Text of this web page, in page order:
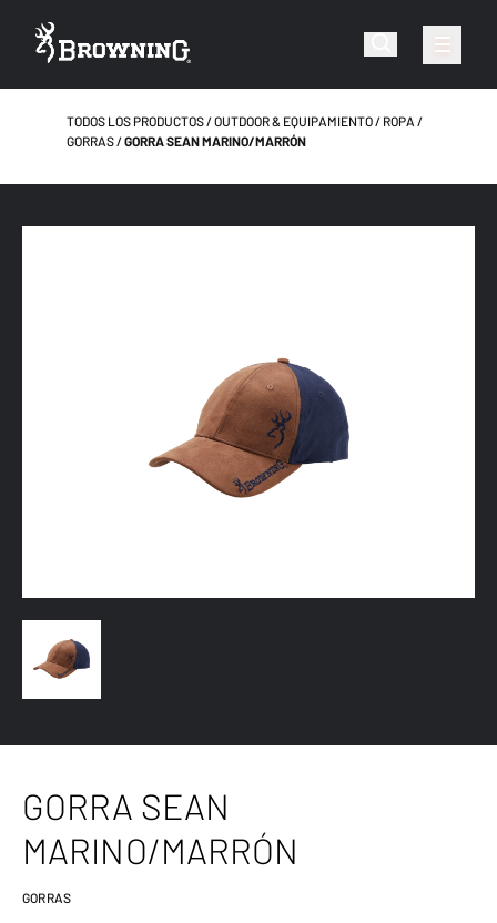
TODOS LOS PRODUCTOS OUTDOOR & EQUIPAMIENTO
ROPA
GORRAS
GORRA SEAN MARINO/MARRÓN
GORRA SEAN
MARINO/MARRÓN
GORRAS